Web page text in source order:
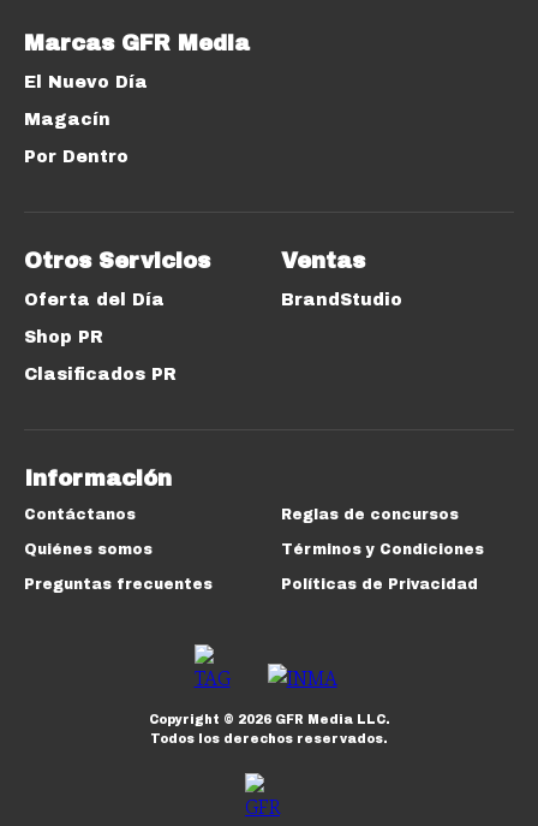
Marcas GFR Media
El Nuevo Día
Magacín
Por Dentro
Otros Servicios
Oferta del Día
Shop PR
Clasificados PR
Ventas
BrandStudio
Información
Contáctanos
Quiénes somos
Preguntas frecuentes
Reglas de concursos
Términos y Condiciones
Políticas de Privacidad
Copyright © 2026GFR Media LLC.
Todos los derechos reservados.